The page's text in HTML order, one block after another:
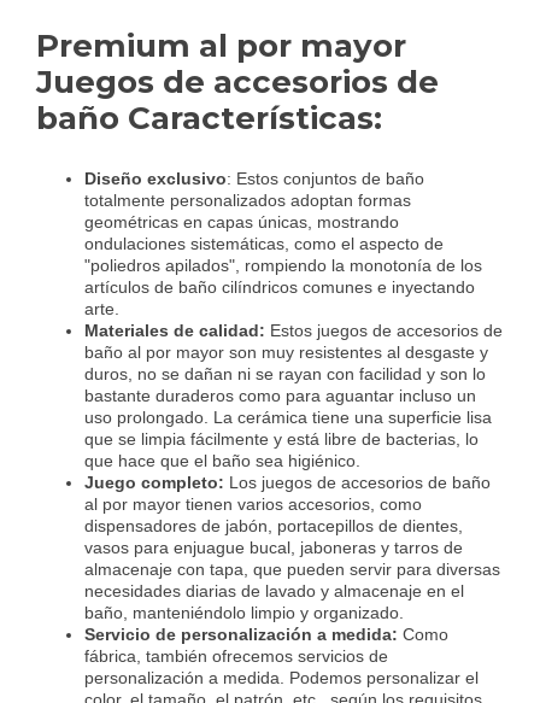
Premium al por mayor
Juegos de accesorios de
baño Características:
Diseño exclusivo: Estos conjuntos de baño
totalmente personalizados adoptan formas
geométricas en capas únicas, mostrando
ondulaciones sistemáticas, como el aspecto de
"poliedros apilados", rompiendo la monotonía de los
artículos de baño cilíndricos comunes e inyectando
arte.
Materiales de calidad: Estos juegos de accesorios de
baño al por mayor son muy resistentes al desgaste y
duros, no se dañan ni se rayan con facilidad y son lo
bastante duraderos como para aguantar incluso un
uso prolongado. La cerámica tiene una superficie lisa
que se limpia fácilmente y está libre de bacterias, lo
que hace que el baño sea higiénico.
Juego completo: Los juegos de accesorios de baño
al por mayor tienen varios accesorios, como
dispensadores de jabón, portacepillos de dientes,
vasos para enjuague bucal, jaboneras y tarros de
almacenaje con tapa, que pueden servir para diversas
necesidades diarias de lavado y almacenaje en el
baño, manteniéndolo limpio y organizado.
Servicio de personalización a medida: Como
fábrica, también ofrecemos servicios de
personalización a medida. Podemos personalizar el
color, el tamaño, el patrón, etc., según los requisitos